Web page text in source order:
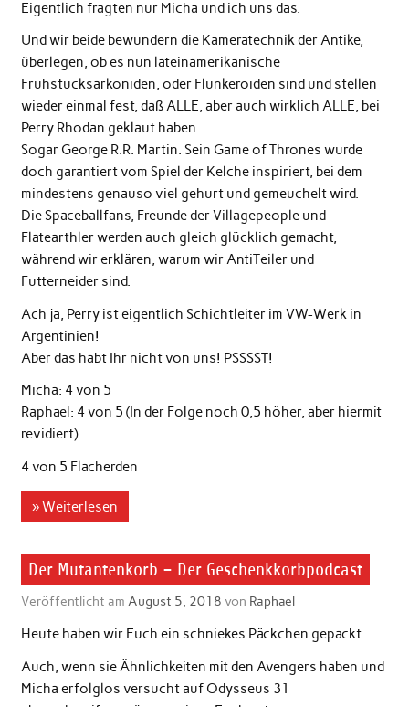
Eigentlich fragten nur Micha und ich uns das.
Und wir beide bewundern die Kameratechnik der Antike,
überlegen, ob es nun lateinamerikanische
Frühstücksarkoniden, oder Flunkeroiden sind und stellen
wieder einmal fest, daß ALLE, aber auch wirklich ALLE, bei
Perry Rhodan geklaut haben.
Sogar George R.R. Martin. Sein Game of Thrones wurde
doch garantiert vom Spiel der Kelche inspiriert, bei dem
mindestens genauso viel gehurt und gemeuchelt wird.
Die Spaceballfans, Freunde der Villagepeople und
Flatearthler werden auch gleich glücklich gemacht,
während wir erklären, warum wir AntiTeiler und
Futterneider sind.
Ach ja, Perry ist eigentlich Schichtleiter im VW-Werk in
Argentinien!
Aber das habt Ihr nicht von uns! PSSSST!
Micha: 4 von 5
Raphael: 4 von 5 (In der Folge noch 0,5 höher, aber hiermit
revidiert)
4 von 5 Flacherden
» Weiterlesen
Der Mutantenkorb – Der Geschenkkorbpodcast
Veröffentlicht am August 5, 2018 von Raphael
Heute haben wir Euch ein schniekes Päckchen gepackt.
Auch, wenn sie Ähnlichkeiten mit den Avengers haben und
Micha erfolglos versucht auf Odysseus 31